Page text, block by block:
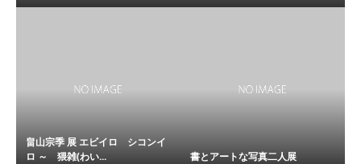
畠山宗季 展 エビイロ シコンイ
ロ ～ 猥雑(わい...
書とアートな写真二人展